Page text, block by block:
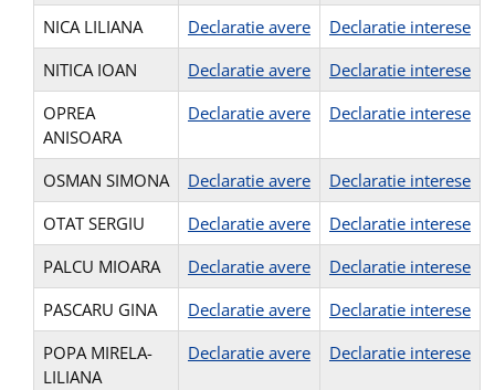
NICA LILIANA Declaratie avere
Declaratie interese
NITICA IOAN
Declaratie avere
Declaratie interese
OPREA
ANISOARA
Declaratie avere Declaratie interese
OSMAN SIMONA Declaratie avere
Declaratie interese
OTAT SERGIU
Declaratie avere
Declaratie interese
PALCU MIOARA
Declaratie avere
Declaratie interese
PASCARU GINA
Declaratie avere
Declaratie interese
POPA MIRELA-
LILIANA
Declaratie avere Declaratie interese